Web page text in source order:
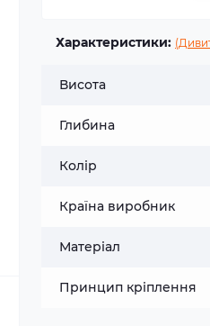
Характеристики:
Висота
Глибина
Колір
Країна виробник
Матеріал
Принцип кріплення